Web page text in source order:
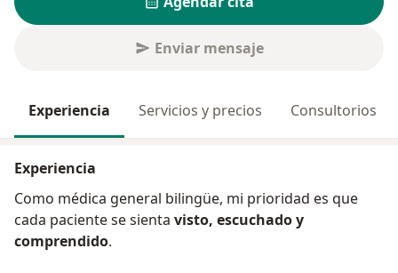
Enviar mensaje
Experiencia Servicios y precios Consultorios
Experiencia
Como médica general bilingüe, mi prioridad es que
cada paciente se sienta visto, escuchado y
comprendido.